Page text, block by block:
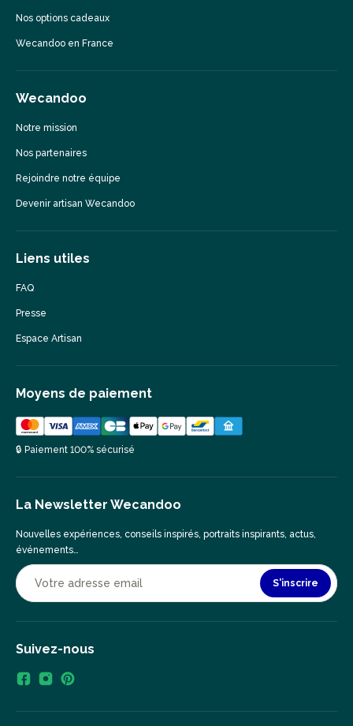
Nos options cadeaux
Wecandoo en France
Wecandoo
Notre mission
Nos partenaires
Rejoindre notre équipe
Devenir artisan Wecandoo
Liens utiles
FAQ
Presse
Espace Artisan
Moyens de paiement
🔒 Paiement 100% sécurisé
La Newsletter Wecandoo
Nouvelles expériences, conseils inspirés, portraits inspirants, actus,
événements…
S'inscrire
Suivez-nous